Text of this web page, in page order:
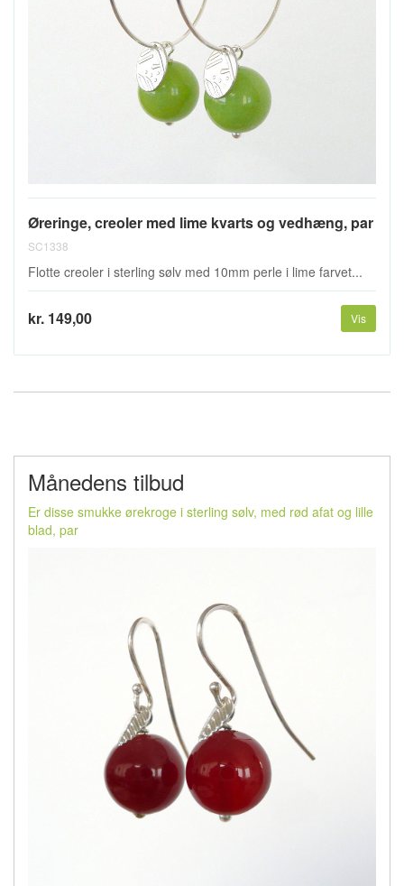
Øreringe, creoler med lime kvarts og vedhæng, par
SC1338
Flotte creoler i sterling sølv med 10mm perle i lime farvet...
kr. 149,00 Vis
Månedens tilbud
Er disse smukke ørekroge i sterling sølv, med rød afat og lille
blad, par